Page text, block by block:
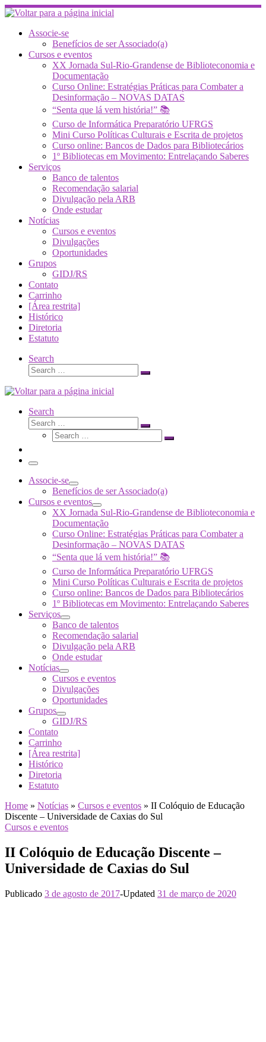
Skip
to
contentAssocie-se
Benefícios de ser Associado(a)
Cursos e eventos
XX Jornada Sul-Rio-Grandense de Biblioteconomia e
Documentação
Curso Online: Estratégias Práticas para Combater a
Desinformação – NOVAS DATAS
“Senta que lá vem história!” 📚
Curso de Informática Preparatório UFRGS
Mini Curso Políticas Culturais e Escrita de projetos
Curso online: Bancos de Dados para Bibliotecários
1º Bibliotecas em Movimento: Entrelaçando Saberes
Serviços
Banco de talentos
Recomendação salarial
Divulgação pela ARB
Onde estudar
Notícias
Cursos e eventos
Divulgações
Oportunidades
Grupos
GIDJ/RS
Contato
Carrinho
[Área restrita]
Histórico
Diretoria
Estatuto
Search
Search
Search
Search
Search
Search
Search
Search
Menu
Associe-se
Benefícios de ser Associado(a)
Cursos e eventos
XX Jornada Sul-Rio-Grandense de Biblioteconomia e
Documentação
Curso Online: Estratégias Práticas para Combater a
Desinformação – NOVAS DATAS
“Senta que lá vem história!” 📚
Curso de Informática Preparatório UFRGS
Mini Curso Políticas Culturais e Escrita de projetos
Curso online: Bancos de Dados para Bibliotecários
1º Bibliotecas em Movimento: Entrelaçando Saberes
Serviços
Banco de talentos
Recomendação salarial
Divulgação pela ARB
Onde estudar
Notícias
Cursos e eventos
Divulgações
Oportunidades
Grupos
GIDJ/RS
Contato
Carrinho
[Área restrita]
Histórico
Diretoria
Estatuto
Home » Notícias » Cursos e eventos » II Colóquio de Educação
Discente – Universidade de Caxias do Sul
Cursos e eventos
II Colóquio de Educação Discente –
Universidade de Caxias do Sul
Publicado 3 de agosto de 2017-Updated 31 de março de 2020